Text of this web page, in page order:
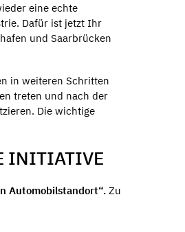
eine echte
Dafür ist jetzt Ihr
und Saarbrücken
in weiteren Schritten
treten und nach der
Die wichtige
INITIATIVE
Automobilstandort“. Zu